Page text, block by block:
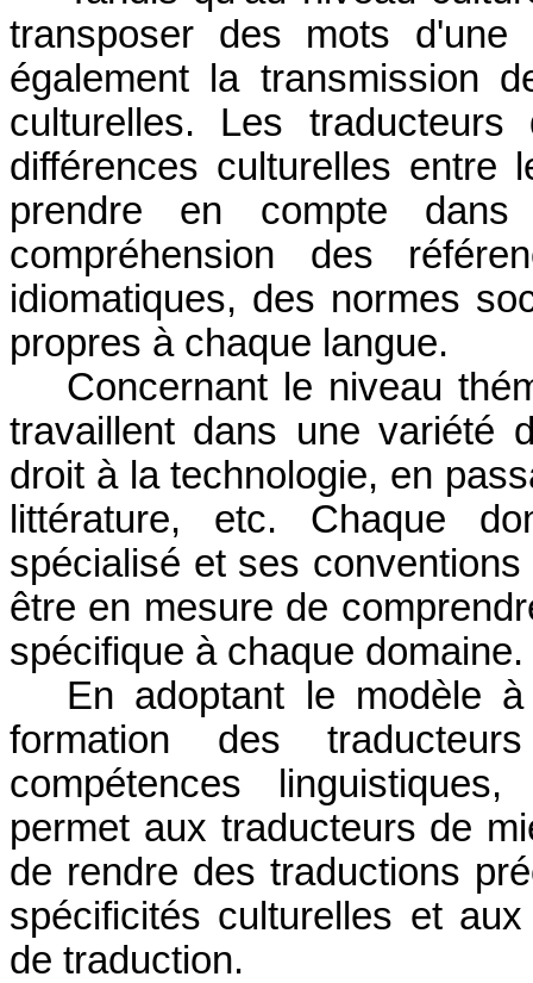
transposer des mots
également la transmission
culturelles. Les
différences culturelles entre
prendre en compte
compréhension des
idiomatiques, des normes
propres à chaque langue.
Concernant le niveau
travaillent dans une variété
droit à la technologie, en
littérature, etc. Chaque
spécialisé et ses
être en mesure de
spécifique à chaque domaine.
En adoptant le modèle
formation des
compétences
permet aux traducteurs de
de rendre des traductions
spécificités culturelles et
de traduction.